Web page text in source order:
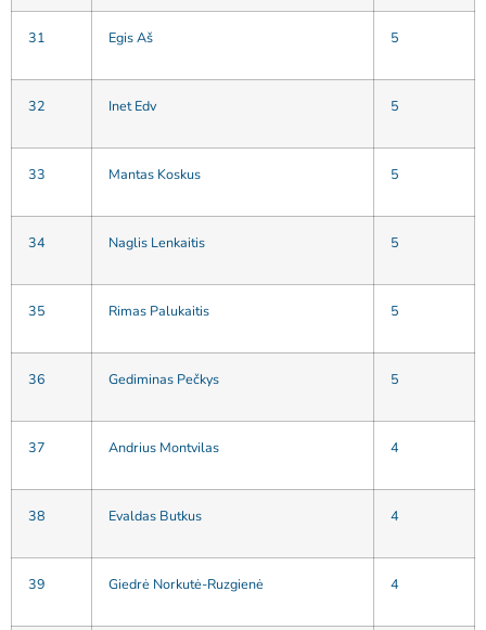
31 Egis Aš 5
32 Inet Edv 5
33 Mantas Koskus 5
34 Naglis Lenkaitis 5
35 Rimas Palukaitis 5
36 Gediminas Pečkys 5
37 Andrius Montvilas 4
38 Evaldas Butkus 4
39 Giedrė Norkutė-Ruzgienė 4